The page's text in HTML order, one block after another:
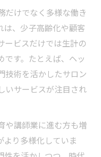
だけでなく多様な働き
は、少子高齢化や顧客
ービスだけでは生計の
です。たとえば、ヘッ
技術を活かしたサロン
いサービスが注目され
や講師業に進む方も増
より多様化していま